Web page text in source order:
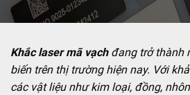
Khắc laser mã vạchđang trở thành
biến trên thị trường hiện nay. Với
các vật liệu như kim loại, đồng,